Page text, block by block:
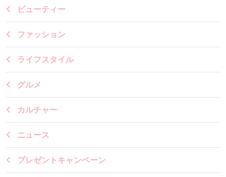
ビューティー
ファッション
ライフスタイル
グルメ
カルチャー
ニュース
プレゼントキャンペーン